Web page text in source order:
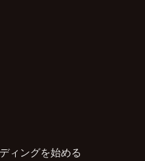
ィングを始める